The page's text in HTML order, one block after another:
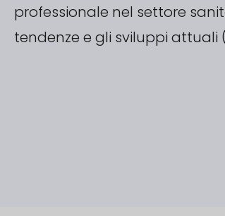
tendenze e gli sviluppi attuali